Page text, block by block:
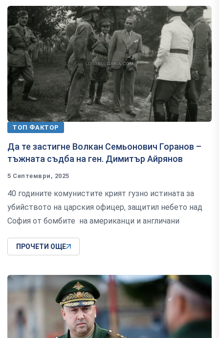
ТОП ФАКТОР
Да те застигне Волкан Семьонович Горанов –
тъжната съдба на ген. Димитър Айрянов
5 Септември, 2025
40 годините комунистите крият гузно истината за
убийството на царския офицер, защитил небето над
София от бомбите на американци и англичани
ПРОЧЕТИ ОЩЕ